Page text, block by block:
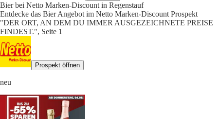
Bier bei Netto Marken-Discount in Regenstauf
Entdecke das Bier Angebot im Netto Marken-Discount Prospekt
"DER ORT, AN DEM DU IMMER AUSGEZEICHNETE PREISE
FINDEST.", Seite 1
Prospekt öffnen
neu